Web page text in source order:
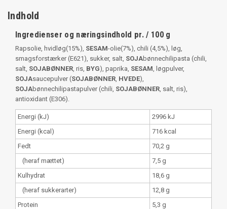
Indhold
Ingredienser og næringsindhold pr. / 100 g
Rapsolie, hvidløg(15%), SESAM-olie(7%), chili (4,5%), løg,
smagsforstærker (E621), sukker, salt, SOJAbønnechilipasta (chili,
salt, SOJABØNNER, ris, BYG), paprika, SESAM, løgpulver,
SOJAsaucepulver (SOJABØNNER, HVEDE),
SOJAbønnechilipastapulver (chili, SOJABØNNER, salt, ris),
antioxidant (E306).
Energi (kJ)
2996 kJ
Energi (kcal)
716 kcal
Fedt
70,2 g
(heraf mættet)
7,5 g
Kulhydrat
18,6 g
(heraf sukkerarter)
12,8 g
Protein
5,3 g